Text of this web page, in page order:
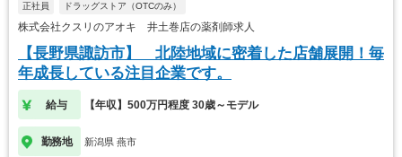
正社員 ドラッグストア（OTCのみ）
株式会社クスリのアオキ 井土巻店の薬剤師求人
【長野県諏訪市】 北陸地域に密着した店舗展開！毎
年成長している注目企業です。
給与 【年収】500万円程度 30歳～モデル
勤務地 新潟県 燕市